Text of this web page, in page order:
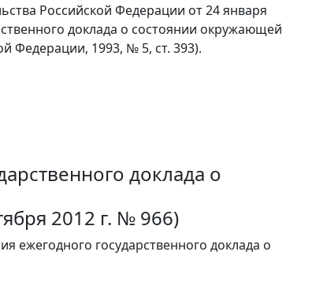
Российской Федерации от 24 января
доклада о состоянии окружающей
Федерации, 1993, № 5, ст. 393).
доклада о
2012 г. № 966)
ежегодного государственного доклада о